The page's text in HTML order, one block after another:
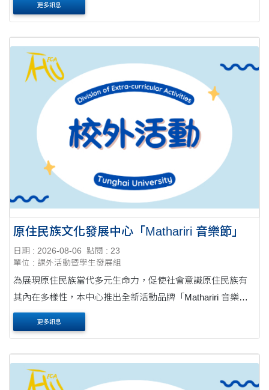
更多訊息
原住民族文化發展中心「Mathariri 音樂節」
日期 : 2026-08-06
點閱 : 23
單位 : 課外活動暨學生發展組
為展現原住民族當代多元生命力，促使社會意識原住民族有
其內在多樣性，本中心推出全新活動品牌「Mathariri 音樂
節」。「Mathariri」在魯凱族語中意指美好、漂亮，活動期許
傳達「漂亮，不是只有一種標準」之多元共好精....
更多訊息